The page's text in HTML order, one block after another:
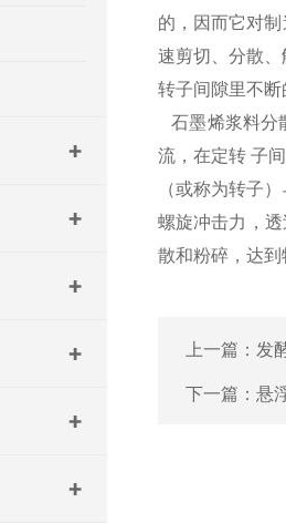
的，因而它对
速剪切、分散
转子间隙里不
石墨烯浆料分
流，在定转 子
（或称为转子
螺旋冲击力，
散和粉碎，达
上一篇： 发
下一篇： 悬